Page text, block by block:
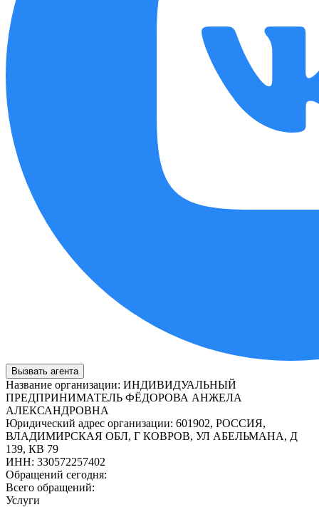
Вызвать агента
Название организации: ИНДИВИДУАЛЬНЫЙ
ПРЕДПРИНИМАТЕЛЬ ФЁДОРОВА АНЖЕЛА
АЛЕКСАНДРОВНА
Юридический адрес организации: 601902, РОССИЯ,
ВЛАДИМИРСКАЯ ОБЛ, Г КОВРОВ, УЛ АБЕЛЬМАНА, Д
139, КВ 79
ИНН: 330572257402
Обращений сегодня:
Всего обращений:
Услуги